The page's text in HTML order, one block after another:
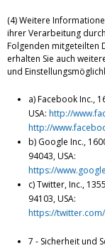
(4) Weitere
ihrer Verarbeitung
Folgenden mitgeteilten
erhalten Sie auch
und
a) Facebook Inc.,
USA: http://
http://
b) Google Inc.,
94043, USA:
https://
c) Twitter, Inc.,
94103, USA:
https://
7 - Sicherheit und